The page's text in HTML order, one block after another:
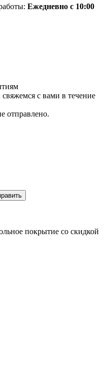
Ежедневно с 10:00
с вами в течение
отправлено.
покрытие со скидкой